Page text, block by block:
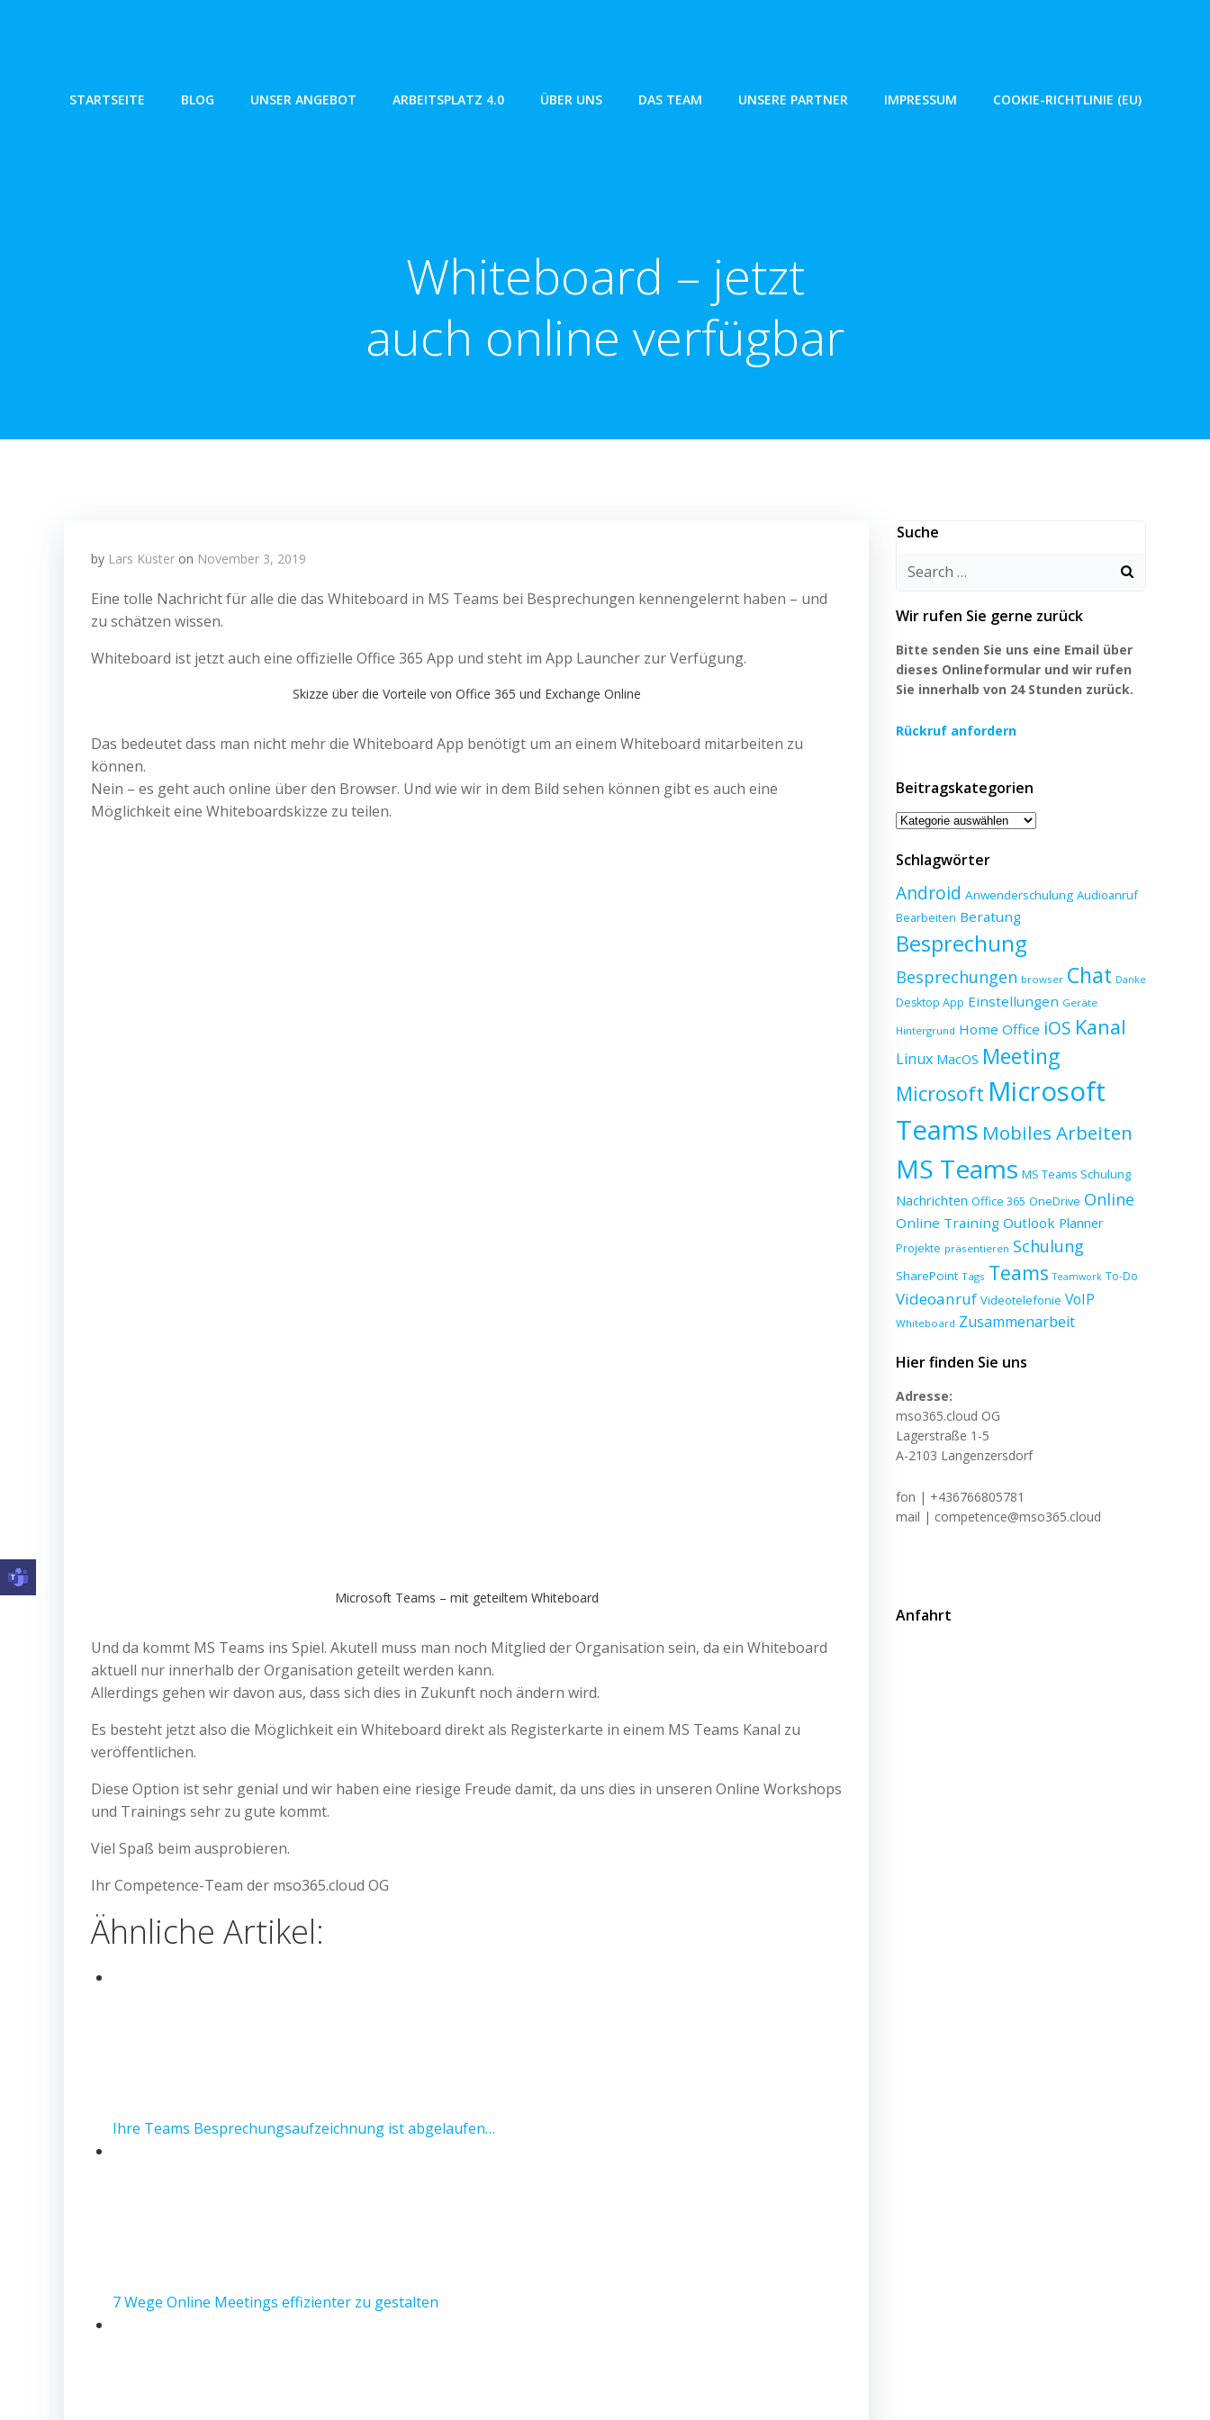
STARTSEITE BLOG UNSER ANGEBOT ARBEITSPLATZ 4.0 ÜBER UNS DAS TEAM UNSERE PARTNER IMPRESSUM COOKIE-RICHTLINIE (EU)
Whiteboard – jetzt
auch online verfügbar
by Lars Küster on November 3, 2019
Eine tolle Nachricht für alle die das Whiteboard in MS Teams bei Besprechungen kennengelernt haben – und
zu schätzen wissen.
Whiteboard ist jetzt auch eine offizielle Office 365 App und steht im App Launcher zur Verfügung.
Skizze über die Vorteile von Office 365 und Exchange Online
Das bedeutet dass man nicht mehr die Whiteboard App benötigt um an einem Whiteboard mitarbeiten zu
können.
Nein – es geht auch online über den Browser. Und wie wir in dem Bild sehen können gibt es auch eine
Möglichkeit eine Whiteboardskizze zu teilen.
Microsoft Teams – mit geteiltem Whiteboard
Und da kommt MS Teams ins Spiel. Akutell muss man noch Mitglied der Organisation sein, da ein Whiteboard
aktuell nur innerhalb der Organisation geteilt werden kann.
Allerdings gehen wir davon aus, dass sich dies in Zukunft noch ändern wird.
Es besteht jetzt also die Möglichkeit ein Whiteboard direkt als Registerkarte in einem MS Teams Kanal zu
veröffentlichen.
Diese Option ist sehr genial und wir haben eine riesige Freude damit, da uns dies in unseren Online Workshops
und Trainings sehr zu gute kommt.
Viel Spaß beim ausprobieren.
Ihr Competence-Team der mso365.cloud OG
Ähnliche Artikel:
Ihre Teams Besprechungsaufzeichnung ist abgelaufen…
7 Wege Online Meetings effizienter zu gestalten
Suche
Search
Wir rufen Sie gerne zurück
Bitte senden Sie uns eine Email über
dieses Onlineformular und wir rufen
Sie innerhalb von 24 Stunden zurück.
Rückruf anfordern
Beitragskategorien
Beitragskategorien
Schlagwörter
Android Anwenderschulung Audioanruf
Bearbeiten Beratung
Besprechung
Besprechungen browser Chat Danke
Desktop App Einstellungen Geräte
Hintergrund Home Office iOS Kanal
Linux MacOS Meeting
Microsoft Microsoft
Teams Mobiles Arbeiten
MS Teams MS Teams Schulung
Nachrichten Office 365 OneDrive Online
Online Training Outlook Planner
Projekte präsentieren Schulung
SharePoint Tags Teams Teamwork To-Do
Videoanruf Videotelefonie VoIP
Whiteboard Zusammenarbeit
Hier finden Sie uns
Adresse:
mso365.cloud OG
Lagerstraße 1-5
A-2103 Langenzersdorf
fon | +436766805781
mail | competence@mso365.cloud
Anfahrt